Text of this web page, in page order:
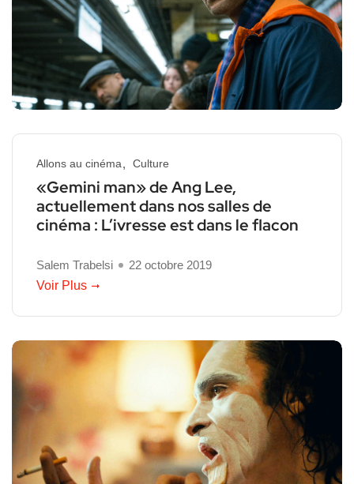
Allons au cinéma Culture
«Gemini man» de Ang Lee,
actuellement dans nos salles de
cinéma : L’ivresse est dans le flacon
Salem Trabelsi
22 octobre 2019
Voir Plus